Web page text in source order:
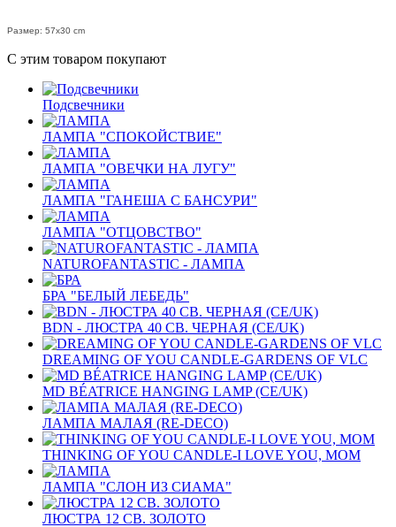
Размер: 57x30 cm
С этим товаром покупают
Подсвечники
ЛАМПА "СПОКОЙСТВИЕ"
ЛАМПА "ОВЕЧКИ НА ЛУГУ"
ЛАМПА "ГАНЕША С БАНСУРИ"
ЛАМПА "ОТЦОВСТВО"
NATUROFANTASTIC - ЛАМПА
БРА "БЕЛЫЙ ЛЕБЕДЬ"
BDN - ЛЮСТРА 40 СВ. ЧЕРНАЯ (CE/UK)
DREAMING OF YOU CANDLE-GARDENS OF VLC
MD BÉATRICE HANGING LAMP (CE/UK)
ЛАМПА МАЛАЯ (RE-DECO)
THINKING OF YOU CANDLE-I LOVE YOU, MOM
ЛАМПА "СЛОН ИЗ СИАМА"
ЛЮСТРА 12 СВ. ЗОЛОТО